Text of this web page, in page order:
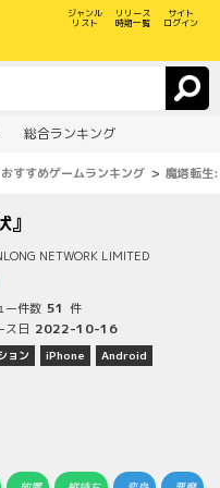
ジャンル
リスト
リリース
時期一覧
サイト
ログイン
総合ランキング
すすめゲームランキング 魔塔転生
』
NETWORK LIMITED
ー件数 51 件
ス日 2022-10-16
ョン iPhone Android